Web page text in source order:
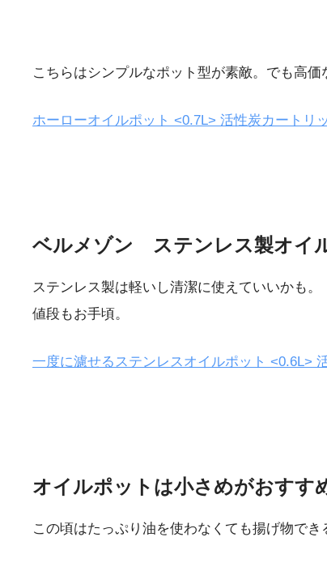
こちらはシンプルなポット型が素敵。でも高価
ホーローオイルポット <0.7L> 活性炭カートリ
ベルメゾン ステンレス製オイ
ステンレス製は軽いし清潔に使えていいかも。
値段もお手頃。
一度に濾せるステンレスオイルポット <0.6L>
オイルポットは小さめがおすす
この頃はたっぷり油を使わなくても揚げ物でき